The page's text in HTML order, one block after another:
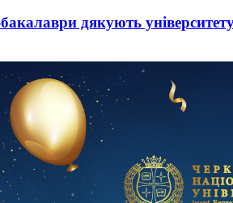
дякують